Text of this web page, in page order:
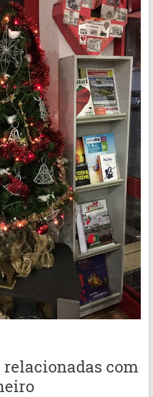
relacionadas com